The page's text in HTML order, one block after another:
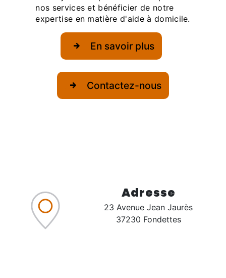
nos services et bénéficier de notre
expertise en matière d'aide à domicile.
En savoir plus
Contactez-nous
Adresse
23 Avenue Jean Jaurès
37230 Fondettes